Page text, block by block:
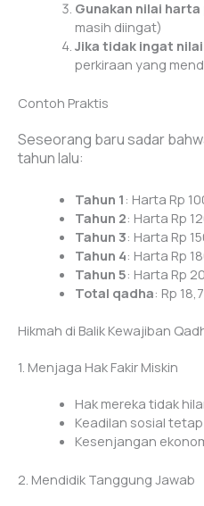
Gunakan nilai
masih diingat)
Jika tidak ingat
perkiraan yang
Contoh Praktis
Seseorang baru sadar
tahun lalu:
Tahun 1 : Harta Rp
Tahun 2: Harta Rp
Tahun 3: Harta Rp
Tahun 4: Harta Rp
Tahun 5: Harta Rp
Total qadha: Rp
Hikmah di Balik Kewajiban
1. Menjaga Hak Fakir Miskin
Hak mereka tidak
Keadilan sosial
Kesenjangan
2. Mendidik Tanggung Jawab